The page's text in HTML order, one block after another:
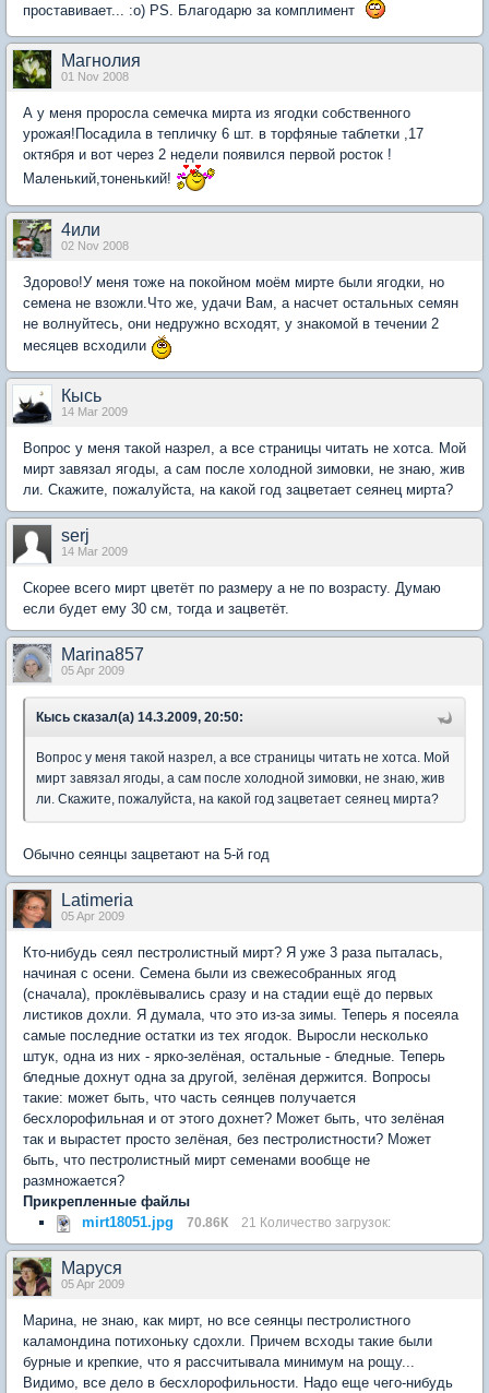
проставивает... :о) PS. Благодарю за комплимент
Магнолия
01 Nov 2008
А у меня проросла семечка мирта из ягодки собственного
урожая!Посадила в тепличку 6 шт. в торфяные таблетки ,17
октября и вот через 2 недели появился первой росток !
Маленький,тоненький!
4или
02 Nov 2008
Здорово!У меня тоже на покойном моём мирте были ягодки, но
семена не взожли.Что же, удачи Вам, а насчет остальных семян
не волнуйтесь, они недружно всходят, у знакомой в течении 2
месяцев всходили
Кысь
14 Mar 2009
Вопрос у меня такой назрел, а все страницы читать не хотса. Мой
мирт завязал ягоды, а сам после холодной зимовки, не знаю, жив
ли. Скажите, пожалуйста, на какой год зацветает сеянец мирта?
serj
14 Mar 2009
Скорее всего мирт цветёт по размеру а не по возрасту. Думаю
если будет ему 30 см, тогда и зацветёт.
Marina857
05 Apr 2009
Кысь сказал(а) 14.3.2009, 20:50:
Вопрос у меня такой назрел, а все страницы читать не хотса. Мой
мирт завязал ягоды, а сам после холодной зимовки, не знаю, жив
ли. Скажите, пожалуйста, на какой год зацветает сеянец мирта?
Обычно сеянцы зацветают на 5-й год
Latimeria
05 Apr 2009
Кто-нибудь сеял пестролистный мирт? Я уже 3 раза пыталась,
начиная с осени. Семена были из свежесобранных ягод
(сначала), проклёвывались сразу и на стадии ещё до первых
листиков дохли. Я думала, что это из-за зимы. Теперь я посеяла
самые последние остатки из тех ягодок. Выросли несколько
штук, одна из них - ярко-зелёная, остальные - бледные. Теперь
бледные дохнут одна за другой, зелёная держится. Вопросы
такие: может быть, что часть сеянцев получается
бесхлорофильная и от этого дохнет? Может быть, что зелёная
так и вырастет просто зелёная, без пестролистности? Может
быть, что пестролистный мирт семенами вообще не
размножается?
Прикрепленные файлы
mirt18051.jpg
70.86К 21 Количество загрузок:
Маруся
05 Apr 2009
Марина, не знаю, как мирт, но все сеянцы пестролистного
каламондина потихоньку сдохли. Причем всходы такие были
бурные и крепкие, что я рассчитывала минимум на рощу...
Видимо, все дело в бесхлорофильности. Надо еще чего-нибудь